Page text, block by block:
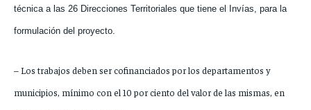
técnica a las 26 Direcciones Territoriales que tiene el Invías, para la
formulación del proyecto.
– Los trabajos deben ser cofinanciados por los departamentos y
municipios, mínimo con el 10 por ciento del valor de las mismas, en